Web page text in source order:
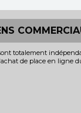
totalement
de place en ligne